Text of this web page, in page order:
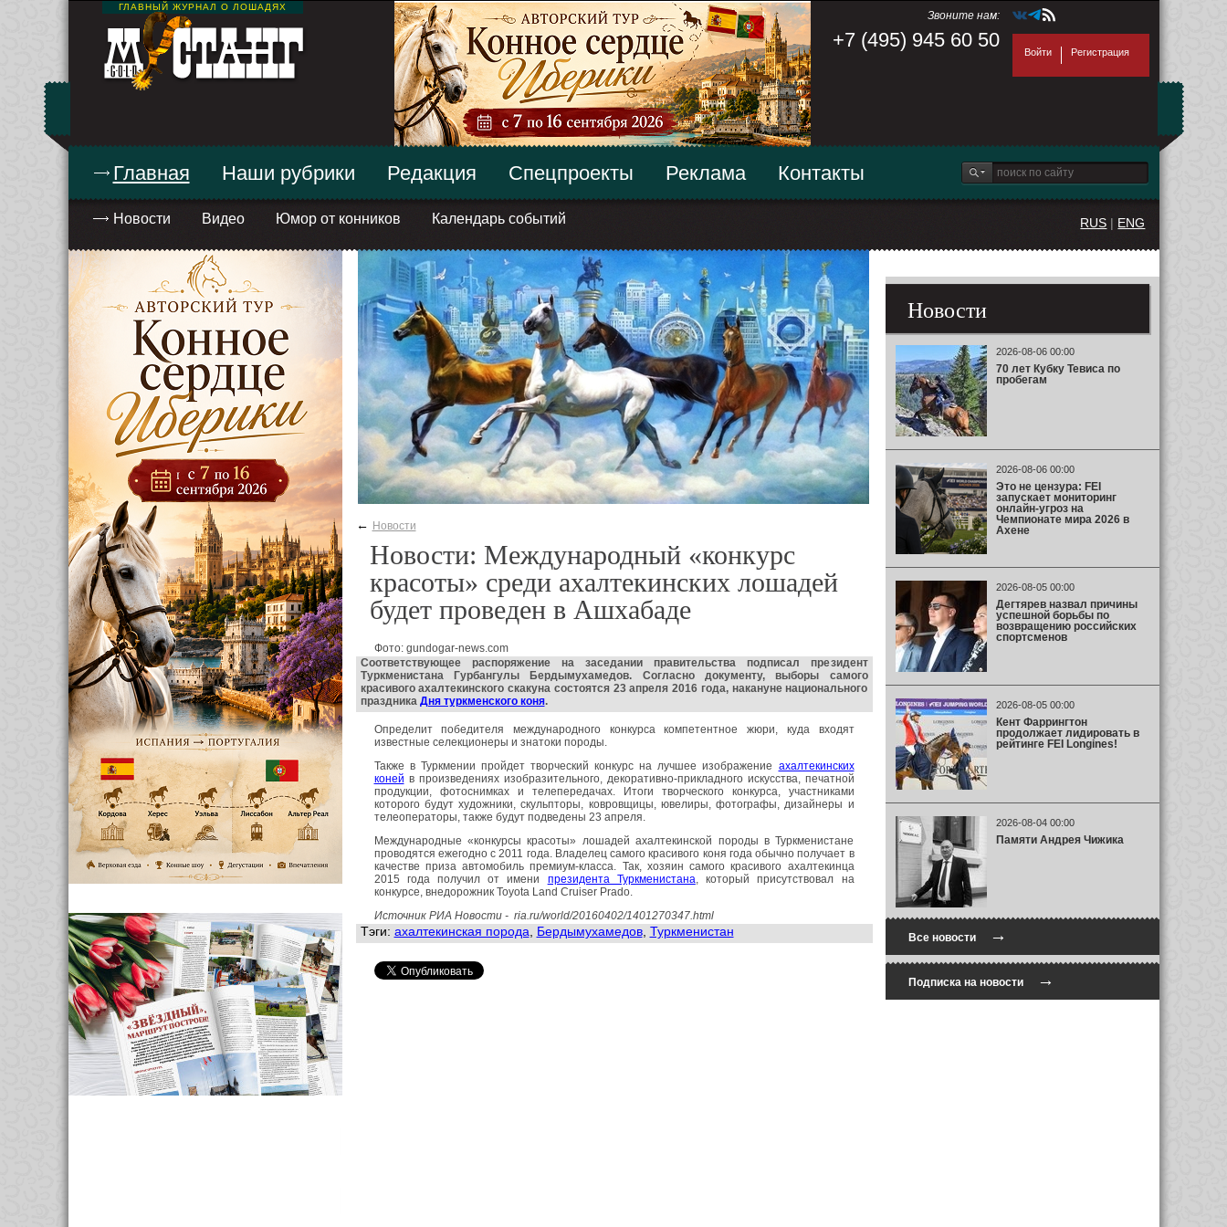
ГЛАВНЫЙ ЖУРНАЛ О ЛОШАДЯХ
Звоните нам:
+7 (495) 945 60 50
Войти Регистрация
Главная
Новости Видео Юмор от конников Календарь событий
Наши рубрики Редакция Спецпроекты Реклама Контакты
RUS | ENG
← Новости
Новости: Международный «конкурс
красоты» среди ахалтекинских лошадей
будет проведен в Ашхабаде
Фото: gundogar-news.com
Соответствующее распоряжение на заседании правительства подписал президент
Туркменистана Гурбангулы Бердымухамедов. Согласно документу, выборы самого
красивого ахалтекинского скакуна состоятся 23 апреля 2016 года, накануне национального
праздника Дня туркменского коня.
Определит победителя международного конкурса компетентное жюри, куда входят
известные селекционеры и знатоки породы.
Также в Туркмении пройдет творческий конкурс на лучшее изображение ахалтекинских
коней в произведениях изобразительного, декоративно-прикладного искусства, печатной
продукции, фотоснимках и телепередачах. Итоги творческого конкурса, участниками
которого будут художники, скульпторы, ковровщицы, ювелиры, фотографы, дизайнеры и
телеоператоры, также будут подведены 23 апреля.
Международные «конкурсы красоты» лошадей ахалтекинской породы в Туркменистане
проводятся ежегодно с 2011 года. Владелец самого красивого коня года обычно получает в
качестве приза автомобиль премиум-класса. Так, хозяин самого красивого ахалтекинца
2015 года получил от имени президента Туркменистана, который присутствовал на
конкурсе, внедорожник Toyota Land Cruiser Prado.
Источник РИА Новости - ria.ru/world/20160402/1401270347.html
Тэги: ахалтекинская порода Бердымухамедов, Туркменистан
Новости
2026-08-06 00:00
70 лет Кубку Тевиса по
пробегам
2026-08-06 00:00
Это не цензура: FEI
запускает мониторинг
онлайн-угроз на
Чемпионате мира 2026 в
Ахене
2026-08-05 00:00
Дегтярев назвал причины
успешной борьбы по
возвращению российских
спортсменов
2026-08-05 00:00
Кент Фаррингтон
продолжает лидировать в
рейтинге FEI Longines!
2026-08-04 00:00
Памяти Андрея Чижика
Все новости→
Подписка на новости→